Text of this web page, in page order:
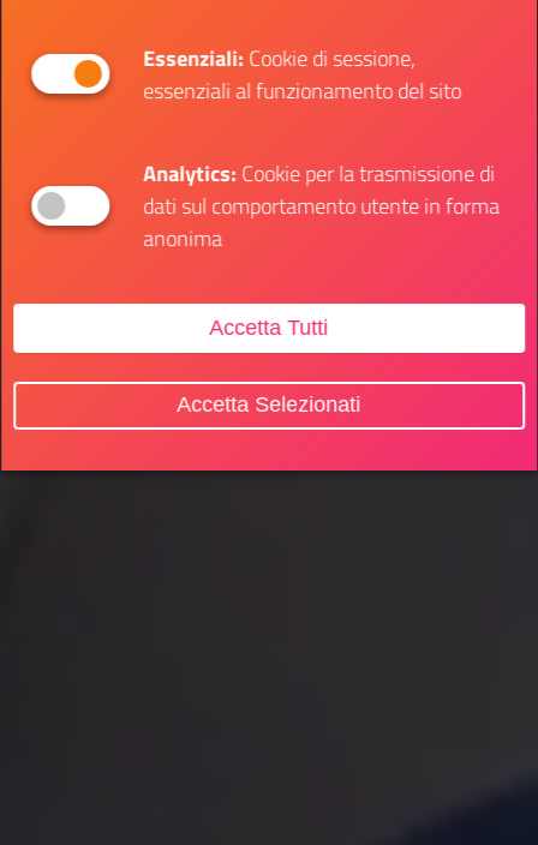
Essenziali:Cookie di sessione,
essenziali al funzionamento del sito
Analytics:Cookie per la trasmissione di
dati sul comportamento utente in forma
anonima
Accetta Tutti
Accetta Selezionati